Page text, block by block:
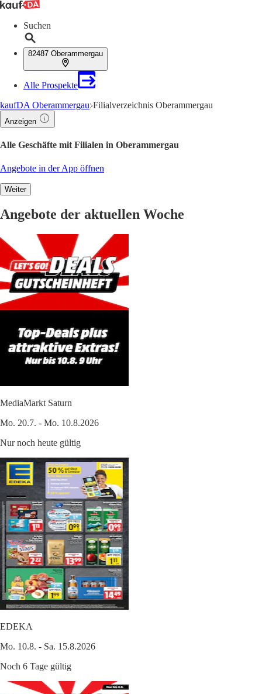
Suchen
82487 Oberammergau
Alle Prospekte
kaufDA Oberammergau Filialverzeichnis Oberammergau
Anzeigen
Alle Geschäfte mit Filialen in Oberammergau
Angebote in der App öffnen
Weiter
Angebote der aktuellen Woche
MediaMarkt Saturn
Mo. 20.7. - Mo. 10.8.2026
Nur noch heute gültig
EDEKA
Mo. 10.8. - Sa. 15.8.2026
Noch 6 Tage gültig